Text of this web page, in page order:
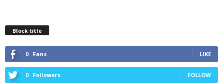
Block title
0 Fans LIKE
0 Followers FOLLOW